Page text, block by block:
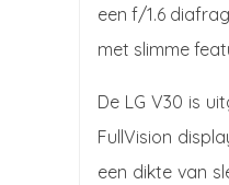
een f/1.6
met slimme
De LG V30 is
FullVision
een dikte van